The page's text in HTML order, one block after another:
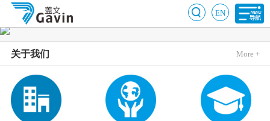
EN
关于我们 More +